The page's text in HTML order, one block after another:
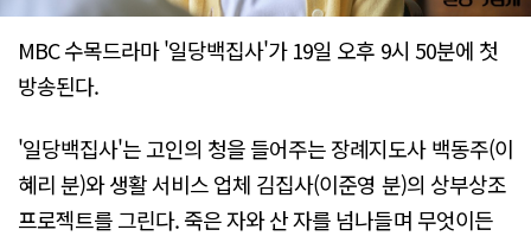
MBC 수목드라마 '일당백집사'가 19일 오후 9시 50분에 첫
방송된다.
'일당백집사'는 고인의 청을 들어주는 장례지도사 백동주(이
혜리 분)와 생활 서비스 업체 김집사(이준영 분)의 상부상조
프로젝트를 그린다. 죽은 자와 산 자를 넘나들며 무엇이든